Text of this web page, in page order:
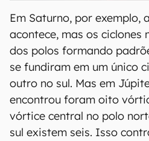
Em Saturno, por exemplo,
acontece, mas os
dos polos formando
se fundiram em um único
outro no sul. Mas em
encontrou foram oito
vórtice central no polo
sul existem seis. Isso